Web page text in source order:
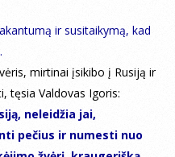
ir susitaikymą, kad
mirtinai įsikibo į Rusiją ir
tęsia Valdovas Igoris:
neleidžia jai,
pečius ir numesti nuo